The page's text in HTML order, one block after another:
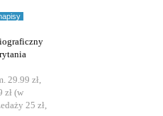
29.99 zł,
zł (w
25 zł,